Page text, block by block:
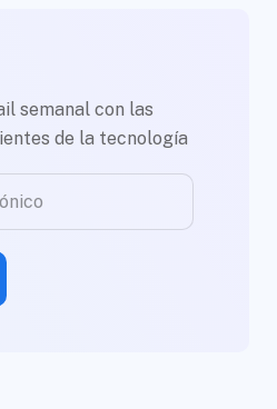
semanal con las
de la tecnología